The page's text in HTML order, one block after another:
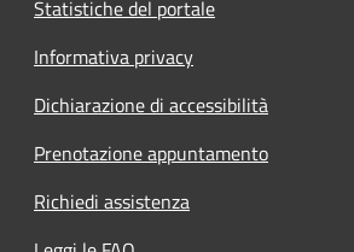
Statistiche del portale
Informativa privacy
Dichiarazione di accessibilità
Prenotazione appuntamento
Richiedi assistenza